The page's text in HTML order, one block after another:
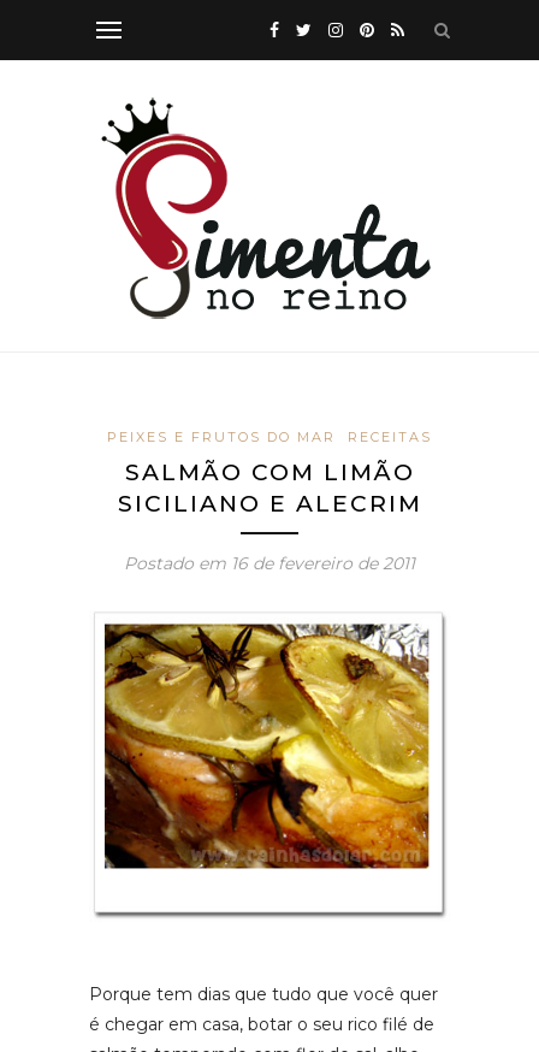
PEIXES E FRUTOS DO MAR RECEITAS
SALMÃO COM LIMÃO
SICILIANO E ALECRIM
Postado em 16 de fevereiro de 2011
Porque tem dias que tudo que você quer
é chegar em casa, botar o seu rico filé de